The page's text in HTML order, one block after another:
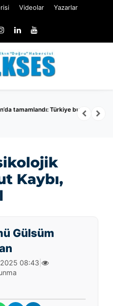
Videolar Yazarlar
tamamlandı: Türkiye bu yıl
Kaybı,
Gülsüm
08:43